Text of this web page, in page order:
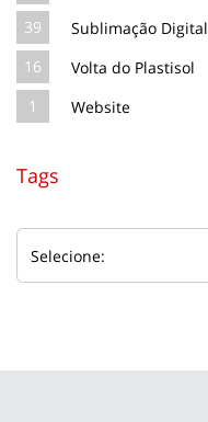
39
Sublimação Digital
16
Volta do Plastisol
1
Website
Tags